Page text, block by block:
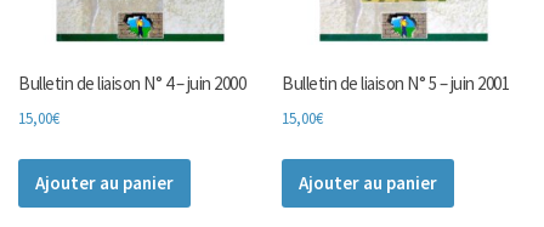
Bulletin de liaison N° 4 – juin 2000
15,00€
Ajouter au panier
Bulletin de liaison N° 5 – juin 2001
15,00€
Ajouter au panier